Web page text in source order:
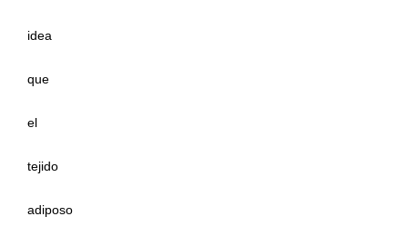
idea
que
el
tejido
adiposo